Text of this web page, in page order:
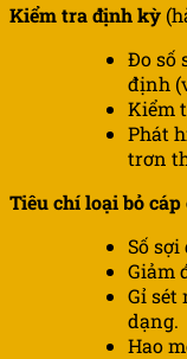
Kiểm tra định kỳ
Đo số
định
Kiểm
Phát
trơn
Tiêu chí loại bỏ cáp
Số
Giảm
Gỉ sét
dạng.
Hao